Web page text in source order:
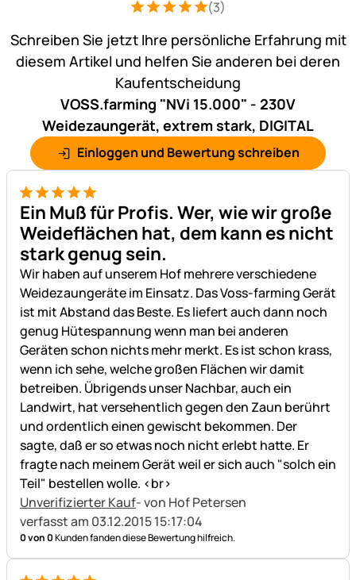
Bewertung: 5 von 5 (3 Bewertungen)
3 Bewertungen
(3)
Schreiben Sie jetzt Ihre persönliche Erfahrung mit
diesem Artikel und helfen Sie anderen bei deren
Kaufentscheidung
VOSS.farming "NVi 15.000" - 230V
Weidezaungerät, extrem stark, DIGITAL
Einloggen und Bewertung schreiben
5 von 5
Ein Muß für Profis. Wer, wie wir große
Weideflächen hat, dem kann es nicht
stark genug sein.
Wir haben auf unserem Hof mehrere verschiedene
Weidezaungeräte im Einsatz. Das Voss-farming Gerät
ist mit Abstand das Beste. Es liefert auch dann noch
genug Hütespannung wenn man bei anderen
Geräten schon nichts mehr merkt. Es ist schon krass,
wenn ich sehe, welche großen Flächen wir damit
betreiben. Übrigends unser Nachbar, auch ein
Landwirt, hat versehentlich gegen den Zaun berührt
und ordentlich einen gewischt bekommen. Der
sagte, daß er so etwas noch nicht erlebt hatte. Er
fragte nach meinem Gerät weil er sich auch "solch ein
Teil" bestellen wolle. <br>
Unverifizierter Kauf- von Hof Petersen
verfasst am 03.12.2015 15:17:04
0 von 0Kunden fanden diese Bewertung hilfreich.